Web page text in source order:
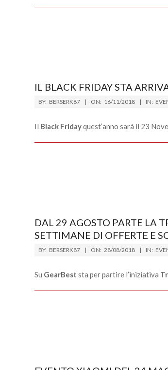
IL BLACK FRIDAY STA
2018-
16
BY: BERSERK87 ON: 16/11/2018 IN:
Il Black Fridayquest’anno sarà il 23
DAL 29 AGOSTO PARTE LA
SETTIMANE DI OFFERTE E
2018-
28
BY: BERSERK87 ON: 28/08/2018 IN:
Su GearBest sta per partire l’iniziativa